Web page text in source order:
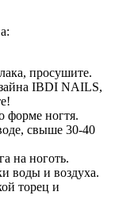
просушите.
IBDI NAILS,
форме ногтя.
свыше 30-40
на ноготь.
воды и воздуха.
торец и